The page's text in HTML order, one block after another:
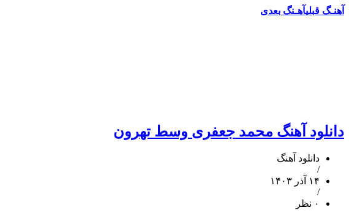
آهنـگ قبلیآهـنگ بعدی
دانلود آهنگ محمد جعفری وسط تهرون
دانلود آهنگ
/
۱۴ آذر ۱۴۰۳
/
۰ نظر